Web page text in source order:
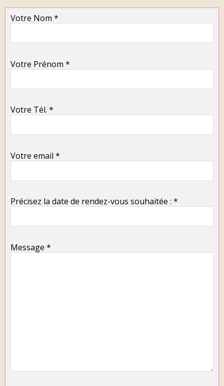
Votre Nom *
Votre Prénom *
Votre Tél. *
Votre email *
Précisez la date de rendez-vous souhaitée : *
Message *